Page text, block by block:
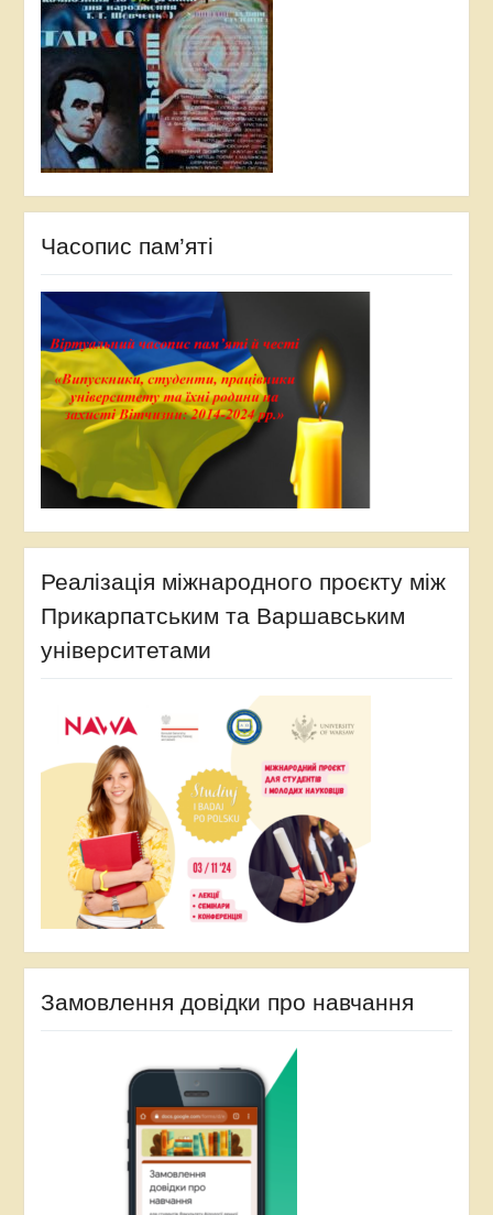
Часопис пам’яті
Реалізація міжнародного проєкту між
Прикарпатським та Варшавським
університетами
Замовлення довідки про навчання